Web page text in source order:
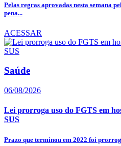
Pelas regras aprovadas nesta semana
pena...
ACESSAR
Saúde
06/08/2026
Lei prorroga uso do FGTS em
SUS
Prazo que terminou em 2022 foi